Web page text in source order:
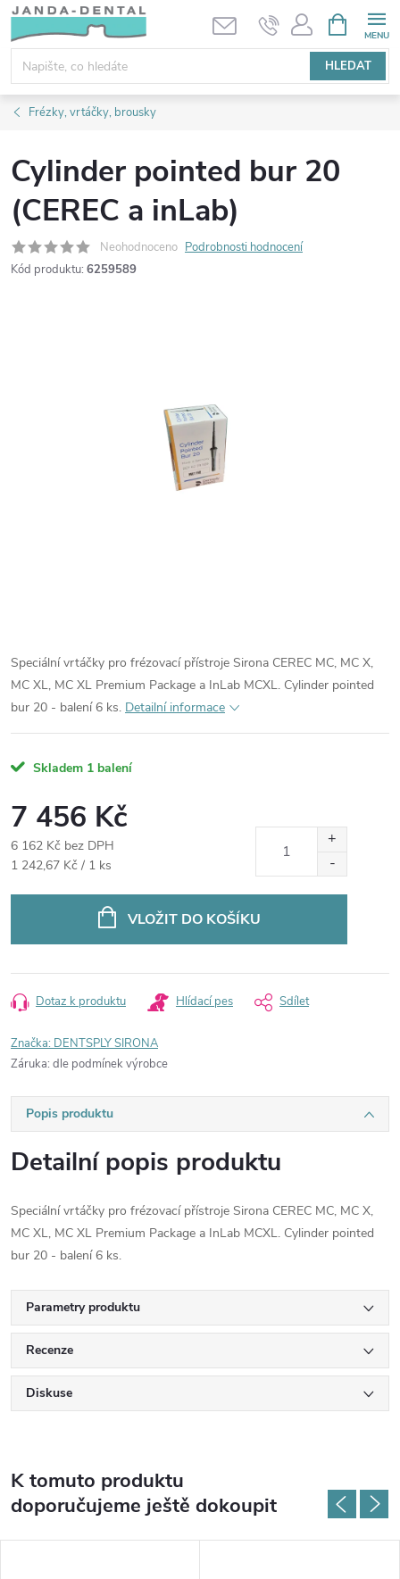
Přejít
obsah
HLEDAT
NÁKUPNÍ
KOŠÍK
Frézky, vrtáčky, brousky
Cylinder pointed bur 20
(CEREC a inLab)
Neohodnoceno Podrobnosti hodnocení
Kód produktu: 6259589
Speciální vrtáčky pro frézovací přístroje Sirona CEREC MC, MC X,
MC XL, MC XL Premium Package a InLab MCXL. Cylinder pointed
bur 20 - balení 6 ks. Detailní informace
Skladem 1 balení
7 456 Kč
6 162 Kč bez DPH
Měrná
1 242,67 Kč / 1 ks
VLOŽIT DO KOŠÍKU
Dotaz k produktu Hlídací pes Sdílet
Značka: DENTSPLY SIRONA
Záruka: dle podmínek výrobce
Popis produktu
Detailní popis produktu
Speciální vrtáčky pro frézovací přístroje Sirona CEREC MC, MC X,
MC XL, MC XL Premium Package a InLab MCXL. Cylinder pointed
bur 20 - balení 6 ks.
Parametry produktu
Recenze
Diskuse
K tomuto produktu
doporučujeme ještě dokoupit